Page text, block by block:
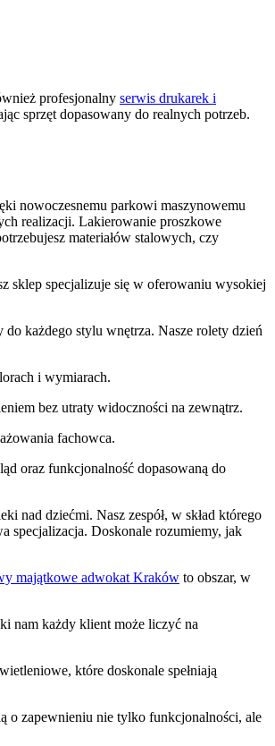
profesjonalny serwis drukarek i
sprzęt dopasowany do realnych potrzeb.
nowoczesnemu parkowi maszynowemu
realizacji. Lakierowanie proszkowe
materiałów stalowych, czy
sklep specjalizuje się w oferowaniu wysokiej
każdego stylu wnętrza. Nasze rolety dzień
i wymiarach.
bez utraty widoczności na zewnątrz.
fachowca.
oraz funkcjonalność dopasowaną do
nad dziećmi. Nasz zespół, w skład którego
specjalizacja. Doskonale rozumiemy, jak
majątkowe adwokat Kraków to obszar, w
nam każdy klient może liczyć na
które doskonale spełniają
o zapewnieniu nie tylko funkcjonalności, ale